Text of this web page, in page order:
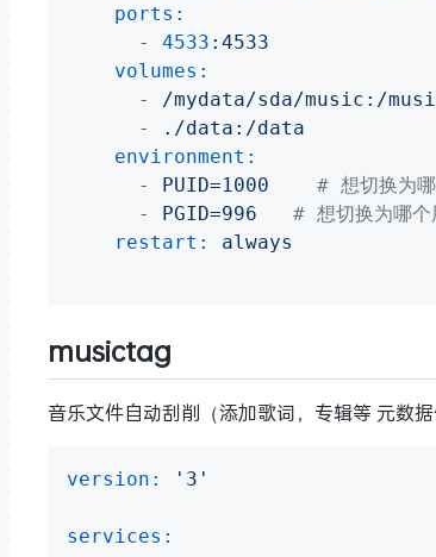
ports:
-
4533 :4533
volumes:
-
/mydata/sda/music:/
-
./data:/data
environment:
-
PUID=1000
# 想切换为
-
PGID=996
# 想切换为哪个
restart:
always
musictag
音乐文件自动刮削（添加歌词，专辑等 元数据
version: '3'
services: